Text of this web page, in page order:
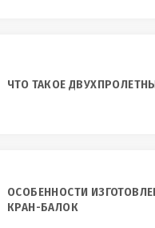
ЧТО ТАКОЕ
ОСОБЕННОСТИ
КРАН-БАЛОК